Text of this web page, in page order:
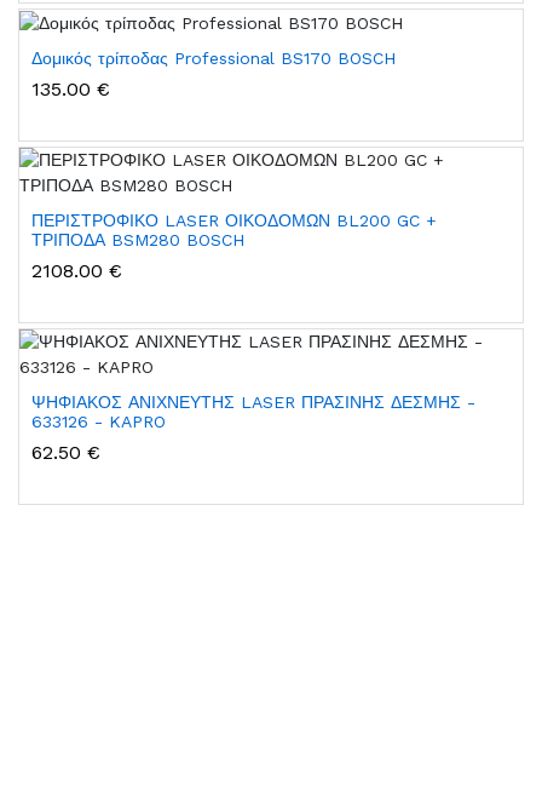
Δομικός τρίποδας Professional BS170 BOSCH
135.00 €
ΠΕΡΙΣΤΡΟΦΙΚΟ LASER ΟΙΚΟΔΟΜΩΝ BL200 GC +
ΤΡΙΠΟΔΑ BSM280 BOSCH
2108.00 €
ΨΗΦΙΑΚΟΣ ΑΝΙΧΝΕΥΤΗΣ LASER ΠΡΑΣΙΝΗΣ ΔΕΣΜΗΣ -
633126 - KAPRO
62.50 €